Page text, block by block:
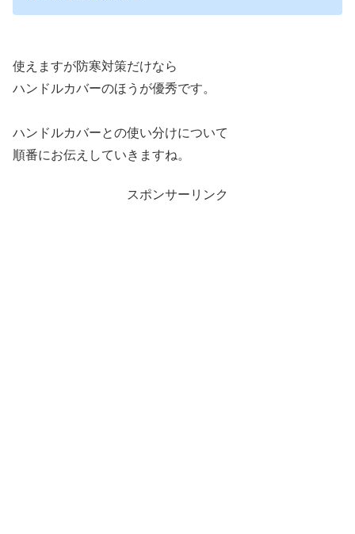
使えますが防寒対策だけなら
ハンドルカバーのほうが優秀です。
ハンドルカバーとの使い分けについて
順番にお伝えしていきますね。
スポンサーリンク